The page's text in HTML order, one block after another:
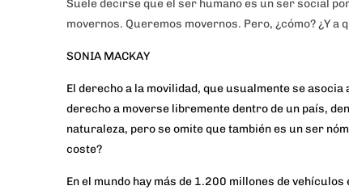
Suele decirse que el ser humano es un ser social
movernos. Queremos movernos. Pero, ¿cómo? ¿Y a
SONIA MACKAY
El derecho a la movilidad, que usualmente se
derecho a moverse libremente dentro de un país,
naturaleza, pero se omite que también es un ser
coste?
En el mundo hay más de 1.200 millones de vehículos